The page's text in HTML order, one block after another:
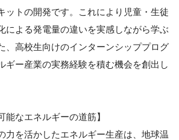
ットの開発です。これにより児童・生徒
による発電量の違いを実感しながら学ぶ
、高校生向けのインターンシッププログ
ギー産業の実務経験を積む機会を創出し
能なエネルギーの道筋】
力を活かしたエネルギー生産は、地球温